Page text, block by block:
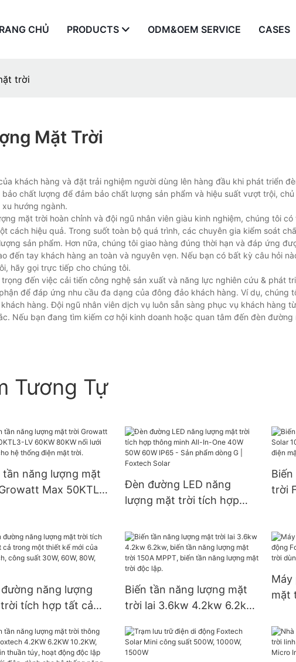
CHỦ PRODUCTS ODM&OEM SERVICE CASES
trời
Mặt Trời
khách hàng và đặt trải nghiệm người dùng lên hàng đầu khi phát triển
chất lượng để đảm bảo chất lượng sản phẩm và hiệu suất vượt trội, chủ
hướng ngành.
mặt trời hoàn chỉnh và đội ngũ nhân viên giàu kinh nghiệm, chúng tôi
cách hiệu quả. Trong suốt toàn bộ quá trình, các chuyên gia kiểm soát
sản phẩm. Hơn nữa, chúng tôi giao hàng đúng thời hạn và đáp ứng
đến tay khách hàng an toàn và nguyên vẹn. Nếu bạn có bất kỳ câu hỏi
hãy gọi trực tiếp cho chúng tôi.
đến việc cải tiến công nghệ sản xuất và năng lực nghiên cứu & phát
để đáp ứng nhu cầu đa dạng của đông đảo khách hàng. Ví dụ, chúng
hàng. Đội ngũ nhân viên dịch vụ luôn sẵn sàng phục vụ khách hàng
Nếu bạn đang tìm kiếm cơ hội kinh doanh hoặc quan tâm đến đèn
Tương Tự
tần năng lượng mặt
Max 50KTL3-
Đèn đường LED năng
lượng mặt trời tích hợp
40W 50W 60W IP65 - Sản
phẩm dòng G | Foxtech
Solar
trời
năng lượng
tích hợp tất cả
công suất 30W,
80W, 100W.
Biến tần năng lượng mặt
trời lai 3.6kw 4.2kw 6.2kw,
trời 150A MPPT, biến tần
năng lượng mặt trời độc
Máy
mặt
trời